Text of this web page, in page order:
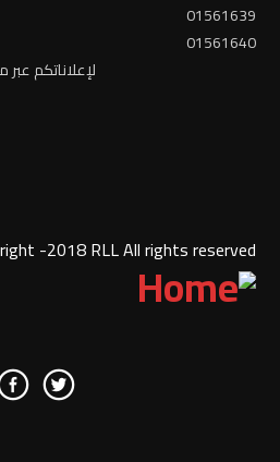
01561639
01561640
لإعلاناتكم عبر
-2018 RLL All rights reserved